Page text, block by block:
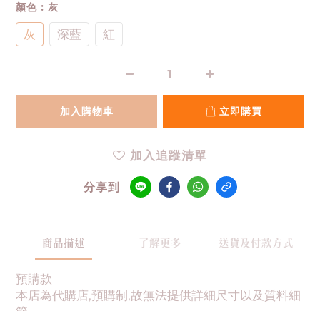
顏色 : 灰
灰 深藍 紅
加入購物車 立即購買
加入追蹤清單
分享到
商品描述 了解更多 送貨及付款方式
預購款
本店為代購店,預購制,故無法提供詳細尺寸以及質料細